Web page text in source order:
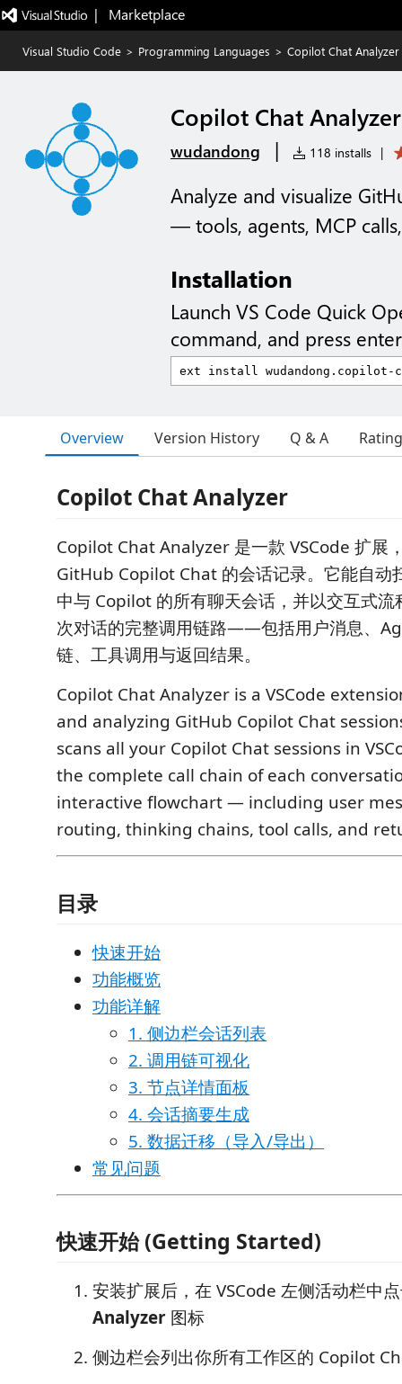
|   Marketplace
Visual Studio Code > Programming Languages > Copilot Chat Analyzer
Copilot Chat Analyzer
wudandong | 118 installs |
Analyze and visualize
— tools, agents, MCP
Installation
Launch VS Code Quick
command, and press
Overview Version History Q & A
Copilot Chat Analyzer
Copilot Chat Analyzer 是一款 VSCode 扩展
GitHub Copilot Chat 的会话记录。它能自动
中与 Copilot 的所有聊天会话，并以交互式流
次对话的完整调用链路——包括用户消息、
链、工具调用与返回结果。
Copilot Chat Analyzer is a VSCode
and analyzing GitHub Copilot Chat
scans all your Copilot Chat sessions in
the complete call chain of each
interactive flowchart — including user
routing, thinking chains, tool calls, and
目录
快速开始
功能概览
功能详解
1. 侧边栏会话列表
2. 调用链可视化
3. 节点详情面板
4. 会话摘要生成
5. 数据迁移（导入/导出）
常见问题
快速开始 (Getting Started)
安装扩展后，在 VSCode 左侧活动栏中
Analyzer 图标
侧边栏会列出你所有工作区的 Copilot